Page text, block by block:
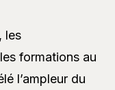
les
formations au
l’ampleur du